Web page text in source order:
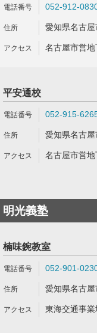
052-912-
愛知県名古
名古屋市営
平安通校
052-915-
愛知県名古
名古屋市営
明光義塾
楠味鋺教室
052-901-
愛知県名古
東海交通事